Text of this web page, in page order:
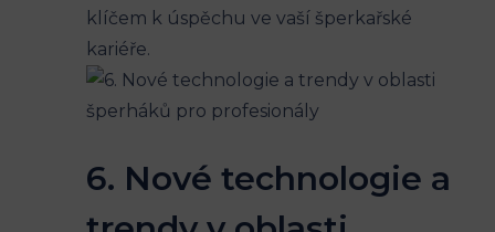
klíčem k úspěchu ve vaší šperkařské
kariéře.
6. Nové technologie a